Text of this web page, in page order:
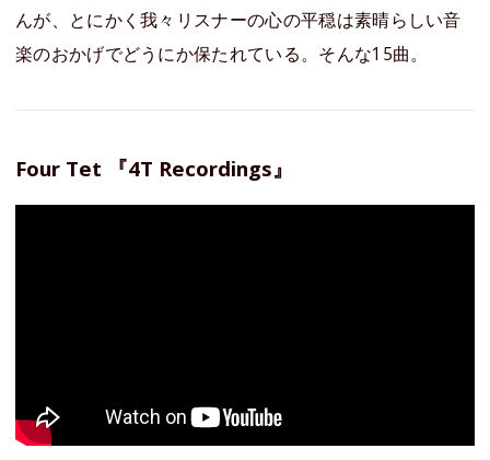
んが、とにかく我々リスナーの心の平穏は素晴らしい音
楽のおかげでどうにか保たれている。そんな15曲。
Four Tet 『4T Recordings』